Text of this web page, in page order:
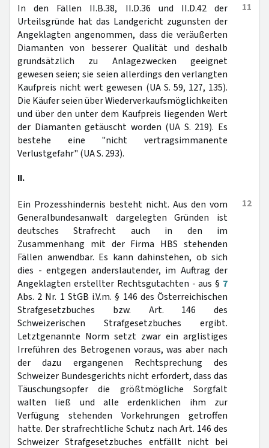
11
In den Fällen II.B.38, II.D.36 und II.D.42 der
Urteilsgründe hat das Landgericht zugunsten der
Angeklagten angenommen, dass die veräußerten
Diamanten von besserer Qualität und deshalb
grundsätzlich zu Anlagezwecken geeignet
gewesen seien; sie seien allerdings den verlangten
Kaufpreis nicht wert gewesen (UA S. 59, 127, 135).
Die Käufer seien über Wiederverkaufsmöglichkeiten
und über den unter dem Kaufpreis liegenden Wert
der Diamanten getäuscht worden (UA S. 219). Es
bestehe eine "nicht vertragsimmanente
Verlustgefahr" (UA S. 293).
II.
12
Ein Prozesshindernis besteht nicht. Aus den vom
Generalbundesanwalt dargelegten Gründen ist
deutsches Strafrecht auch in den im
Zusammenhang mit der Firma HBS stehenden
Fällen anwendbar. Es kann dahinstehen, ob sich
dies - entgegen anderslautender, im Auftrag der
Angeklagten erstellter Rechtsgutachten - aus § 7
Abs. 2 Nr. 1 StGB i.V.m. § 146 des Österreichischen
Strafgesetzbuches bzw. Art. 146 des
Schweizerischen Strafgesetzbuches ergibt.
Letztgenannte Norm setzt zwar ein arglistiges
Irreführen des Betrogenen voraus, was aber nach
der dazu ergangenen Rechtsprechung des
Schweizer Bundesgerichts nicht erfordert, dass das
Täuschungsopfer die größtmögliche Sorgfalt
walten ließ und alle erdenklichen ihm zur
Verfügung stehenden Vorkehrungen getroffen
hatte. Der strafrechtliche Schutz nach Art. 146 des
Schweizer Strafgesetzbuches entfällt nicht bei